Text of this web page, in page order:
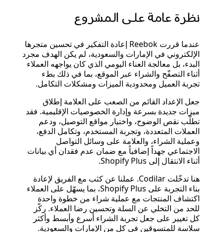
نظرة عامة على المشروع
عندما قررت Reebok إعادة التفكير في تحسين متجرها
الإلكتروني في الإمارات والسعودية، لم يكن الهدف مجرد
البدء، بل معالجة العناء اليومي الذي كان يواجهه العملاء
أثناء التصفّح والشراء عبر الموقع، بما في ذلك بطء
تجربة العميل ومحدودية الميزات ومشكلات التكامل.
جعل الإعداد القائم من الصعب على العلامة إطلاق
ميزات جديدة بسرعة وإدارة الخصوصيات الإقليمية. فقد
تطلّب نقص الوضوح، واختيار مواقع التوصيل، ودعم
العملات المتعددة، وتجربة المستخدم، وتكامل الدفع،
وعملية الشراء، والعلامة على وسائل التواصل
الاجتماعي جهداً إضافياً مع ضمان عدم فقدان أي بيانات
أثناء الانتقال إلى Shopify Plus.
هنا تدخّلت Codilar. عملنا عن كثب مع الفريق لإعادة
بناء التجربة على Shopify Plus، بما يسهّل على العملاء
اكتشاف المنتجات مع عملية شراء من خطوة واحدة
للحد من التخلي عن السلة وتحسين رضا العملاء. ركّز
كل تغيير على جعل تجربة الشراء أسرع وأبسط وأكثر
سلاسة للمتسوقين في كل من الإمارات والسعودية.